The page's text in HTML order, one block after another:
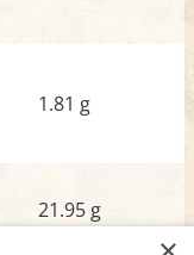
1.81 g
21.95 g